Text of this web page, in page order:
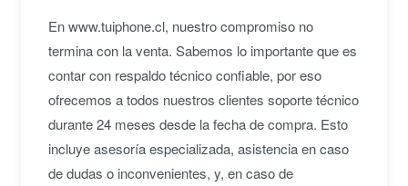
M
No podía creer el precio, pero el equipo llegó y
funciona impecable. Le damos uso colegial, todo
ok.
Marilyn E.• hace 2 años
En www.tuiphone.cl, nuestro compromiso no
termina con la venta. Sabemos lo importante que es
contar con respaldo técnico confiable, por eso
ofrecemos a todos nuestros clientes soporte técnico
durante 24 meses desde la fecha de compra. Esto
incluye asesoría especializada, asistencia en caso
de dudas o inconvenientes, y, en caso de